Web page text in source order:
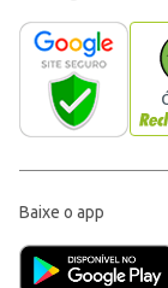
Baixe o app